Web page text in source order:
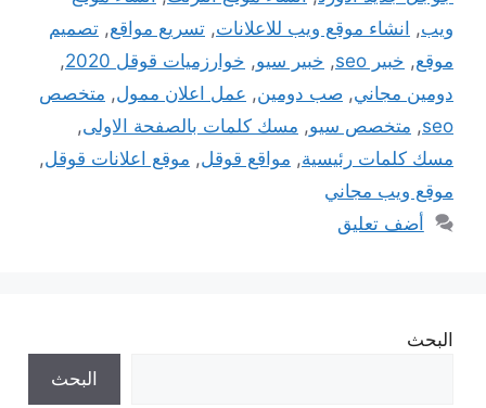
ويب, انشاء موقع ويب للاعلانات, تسريع مواقع, تصميم
موقع, خبير seo , خبير سيو, خوارزميات قوقل 2020
,
دومين مجاني, صب دومين, عمل اعلان ممول, متخصص
seo
, متخصص سيو, مسك كلمات بالصفحة الاولى,
مسك كلمات رئيسية, مواقع قوقل, موقع اعلانات قوقل,
موقع ويب مجاني
أضف تعليق
البحث
البحث